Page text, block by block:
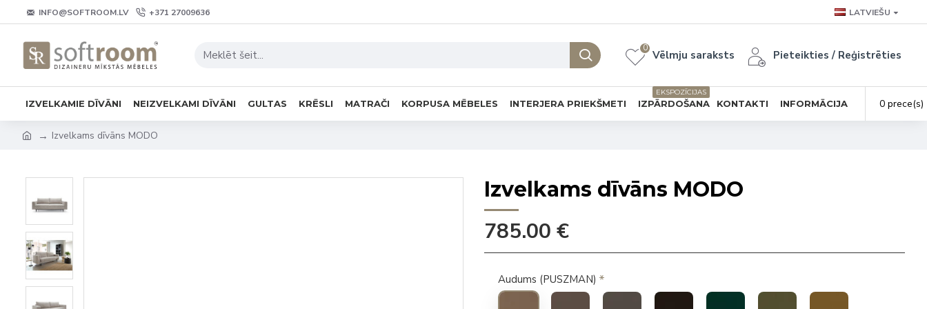
INFO@SOFTROOM.LV +371 27009636 LATVIEŠU
Vēlmju saraksts
0
Pieteikties / Reģistrēties
IZVELKAMIE DĪVĀNI NEIZVELKAMI DĪVĀNI GULTAS KRĒSLI MATRAČI KORPUSA MĒBELES INTERJERA PRIEKŠMETI IZPĀRDOŠANA
EKSPOZĪCIJAS
KONTAKTI INFORMĀCIJA 0
Izvelkams dīvāns MODO
Izvelkams dīvāns MODO
785.00 €
Audums (PUSZMAN)